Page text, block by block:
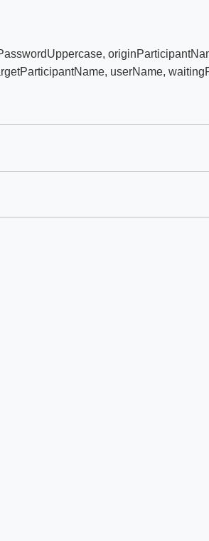
,
, userName,